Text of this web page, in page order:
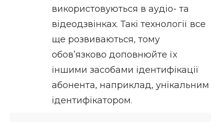
використовуються в аудіо- та
відеодзвінках. Такі технології все
ще розвиваються, тому
обов’язково доповнюйте їх
іншими засобами ідентифікації
абонента, наприклад, унікальним
ідентифікатором.